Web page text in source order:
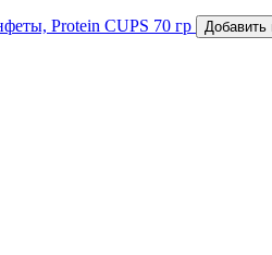
Добавить